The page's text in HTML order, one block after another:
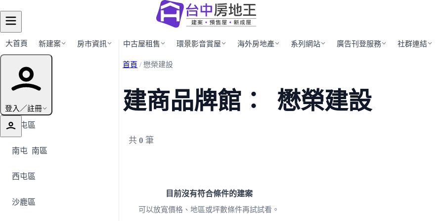
大首頁 新建案 房市資訊 中古屋租售 環景影音賞屋 海外房地產 系列網站 廣告刊登服務 社群連結
登入／註冊
行政區導覽
北屯區
南屯 南區
西屯區
沙鹿區
首頁 / 懋榮建設
建商品牌館： 懋榮建設
共 0 筆
目前沒有符合條件的建案
可以放寬價格、地區或坪數條件再試試看。